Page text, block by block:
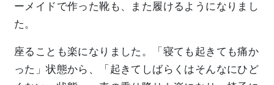
ーメイドで作った靴も、また履けるようになりまし
た。
座ることも楽になりました。「寝ても起きても痛か
った」状態から、「起きてしばらくはそんなにひど